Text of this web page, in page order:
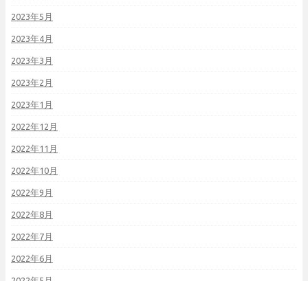
2023年5月
2023年4月
2023年3月
2023年2月
2023年1月
2022年12月
2022年11月
2022年10月
2022年9月
2022年8月
2022年7月
2022年6月